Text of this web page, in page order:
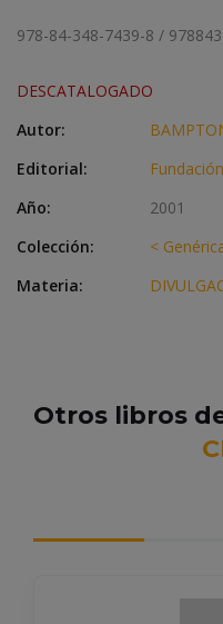
978-84-348-7439-8 /
DESCATALOGADO
Autor:
Editorial:
Año:
2001
Colección:
<
Materia:
Otros libros